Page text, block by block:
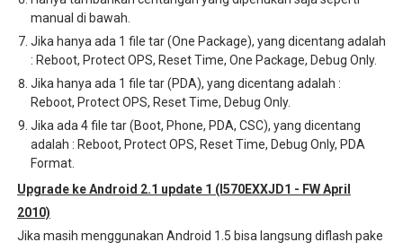
manual di bawah.
Jika hanya ada 1 file tar (One Package), yang dicentang adalah
: Reboot, Protect OPS, Reset Time, One Package, Debug Only.
Jika hanya ada 1 file tar (PDA), yang dicentang adalah :
Reboot, Protect OPS, Reset Time, Debug Only.
Jika ada 4 file tar (Boot, Phone, PDA, CSC), yang dicentang
adalah : Reboot, Protect OPS, Reset Time, Debug Only, PDA
Format.
Upgrade ke Android 2.1 update 1 (I570EXXJD1 - FW April
2010)
Jika masih menggunakan Android 1.5 bisa langsung diflash pake